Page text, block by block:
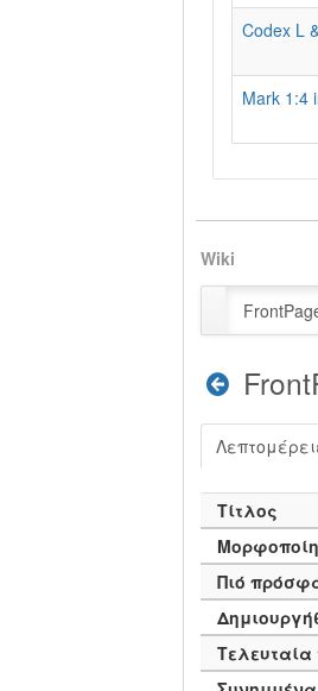
Codex L
Mark 1:4
Wiki
Τίτλος
Πιό